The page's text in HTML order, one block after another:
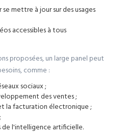
se mettre à jour sur des usages
accessibles à tous
proposées, un large panel peut
comme :
sociaux ;
des ventes ;
la facturation électronique ;
l'intelligence artificielle.